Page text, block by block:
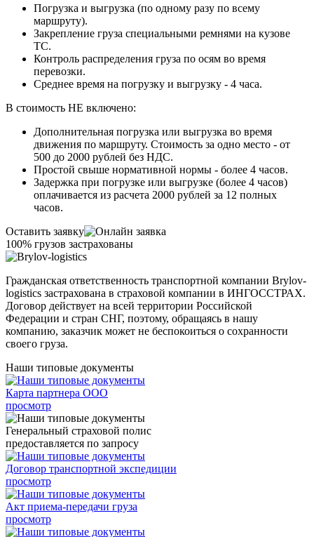
Погрузка и выгрузка (по одному разу по всему
маршруту).
Закрепление груза специальными ремнями на кузове
ТС.
Контроль распределения груза по осям во время
перевозки.
Среднее время на погрузку и выгрузку - 4 часа.
В стоимость НЕ включено:
Дополнительная погрузка или выгрузка во время
движения по маршруту. Стоимость за одно место - от
500 до 2000 рублей без НДС.
Простой свыше нормативной нормы - более 4 часов.
Задержка при погрузке или выгрузке (более 4 часов)
оплачивается из расчета 2000 рублей за 12 полных
часов.
Оставить заявку
100% грузов застрахованы
Гражданская ответственность транспортной компании Brylov-
logistics застрахована в страховой компании в ИНГОСCТРАХ.
Договор действует на всей территории Российской
Федерации и стран СНГ, поэтому, обращаясь в нашу
компанию, заказчик может не беспокоиться о сохранности
своего груза.
Наши типовые документы
Карта партнера ООО
просмотр
Генеральный страховой полис
предоставляется по запросу
Договор транспортной экспедиции
просмотр
Акт приема-передачи груза
просмотр